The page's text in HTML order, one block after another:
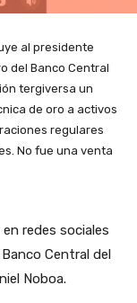
al presidente
del Banco Central
tergiversa un
de oro a activos
regulares
No fue una venta
redes sociales
Central del
Noboa.